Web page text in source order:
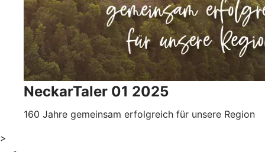
NeckarTaler 01 2025
160 Jahre gemeinsam erfolgreich für unsere Region
>